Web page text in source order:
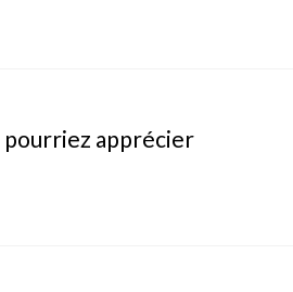
pourriez apprécier